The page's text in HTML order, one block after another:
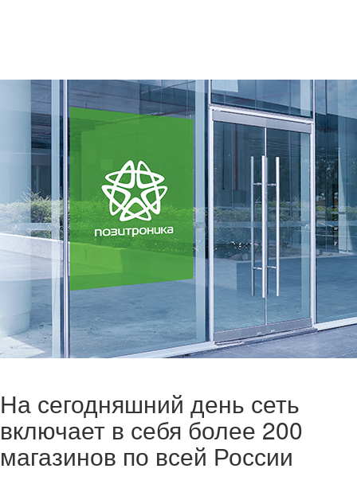
На сегодняшний день сеть
включает в себя более 200
магазинов по всей России